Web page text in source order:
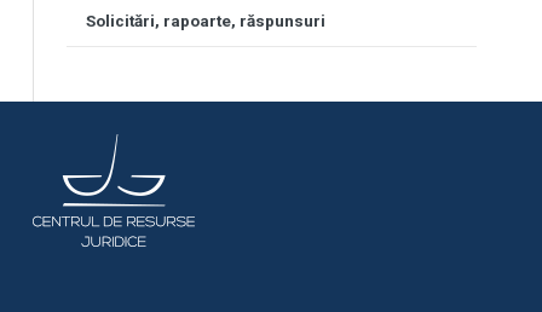
Solicitări, rapoarte, răspunsuri